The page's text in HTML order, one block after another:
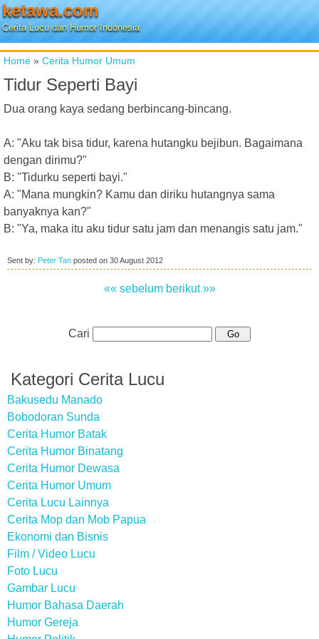
ketawa.com
Cerita Lucu dan Humor Indonesia
Home » Cerita Humor Umum
Tidur Seperti Bayi
Dua orang kaya sedang berbincang-bincang.
A: "Aku tak bisa tidur, karena hutangku bejibun. Bagaimana
dengan dirimu?"
B: "Tidurku seperti bayi."
A: "Mana mungkin? Kamu dan diriku hutangnya sama
banyaknya kan?"
B: "Ya, maka itu aku tidur satu jam dan menangis satu jam."
Sent by: Peter Tan posted on 30 August 2012
«« sebelum berikut »»
Cari
Kategori Cerita Lucu
Bakusedu Manado
Bobodoran Sunda
Cerita Humor Batak
Cerita Humor Binatang
Cerita Humor Dewasa
Cerita Humor Umum
Cerita Lucu Lainnya
Cerita Mop dan Mob Papua
Ekonomi dan Bisnis
Film / Video Lucu
Foto Lucu
Gambar Lucu
Humor Bahasa Daerah
Humor Gereja